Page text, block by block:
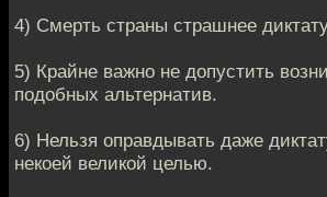
4) Смерть страны страшнее
5) Крайне важно не допустить
подобных альтернатив.
6) Нельзя оправдывать даже
некоей великой целью.